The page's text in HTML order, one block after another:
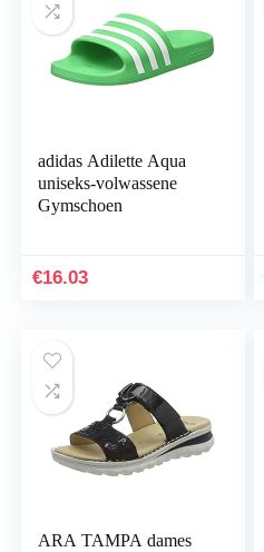
adidas Adilette Aqua
uniseks-volwassene
Gymschoen
€16.03
ARA TAMPA dames